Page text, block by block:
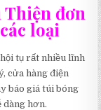
Thiện đơn
loại
tụ rất nhiều lĩnh
cửa hàng điện
báo giá túi bóng
dàng hơn.